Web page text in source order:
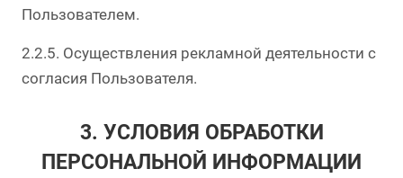
Пользователем.
2.2.5. Осуществления рекламной деятельности с
согласия Пользователя.
3. УСЛОВИЯ ОБРАБОТКИ
ПЕРСОНАЛЬНОЙ ИНФОРМАЦИИ